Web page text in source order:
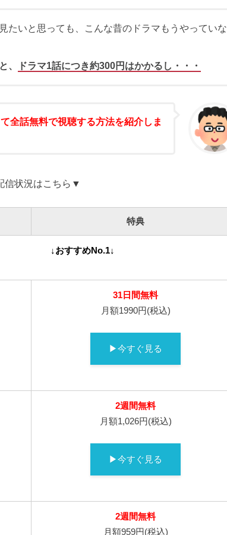
たいと思っても、こんな昔のドラマもうやっていな
、 ドラマ1話につき約300円はかかるし・・・
全話無料で視聴する方法を紹介しま
信状況はこちら▼
特典
↓おすすめNo.1↓
31日間無料
月額1990円(税込)
▶今すぐ見る
2週間無料
月額1,026円(税込)
▶今すぐ見る
2週間無料
月額959円(税込)